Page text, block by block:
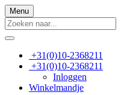
Menu
+31(0)10-2368211
+31(0)10-2368211
Inloggen
Winkelmandje